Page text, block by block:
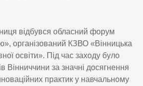
відбувся обласний форум
організований КЗВО «Вінницька
освіти». Під час заходу було
Вінниччини за значні досягнення
практик у навчальному